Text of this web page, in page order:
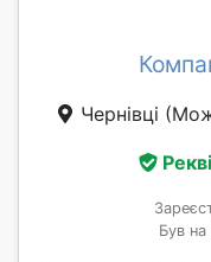
Чернівці
Був